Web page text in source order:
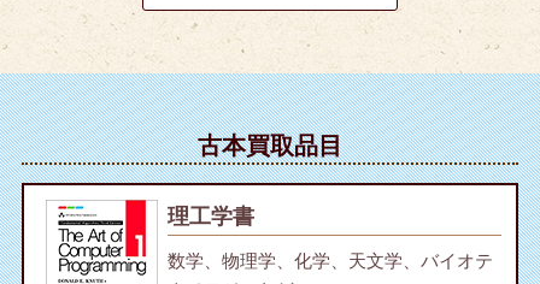
古本買取品目
理工学書
数学、物理学、化学、天文学、バイオテ